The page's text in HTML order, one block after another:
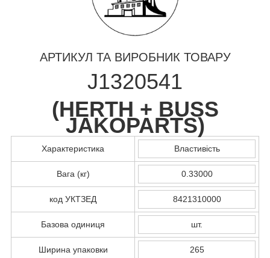
АРТИКУЛ ТА ВИРОБНИК ТОВАРУ
J1320541
(HERTH + BUSS
JAKOPARTS)
Характеристика Властивість
Вага (кг) 0.33000
код УКТЗЕД 8421310000
Базова одиниця шт.
Ширина упаковки 265